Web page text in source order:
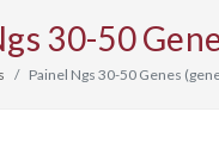
30-50
Painel Ngs 30-50 Genes